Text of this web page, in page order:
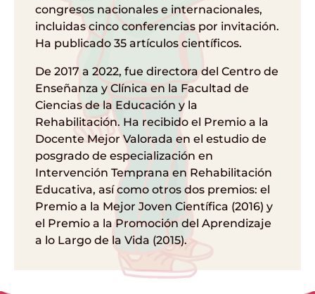
congresos nacionales e internacionales,
incluidas cinco conferencias por invitación.
Ha publicado 35 artículos científicos.
De 2017 a 2022, fue directora del Centro de
Enseñanza y Clínica en la Facultad de
Ciencias de la Educación y la
Rehabilitación. Ha recibido el Premio a la
Docente Mejor Valorada en el estudio de
posgrado de especialización en
Intervención Temprana en Rehabilitación
Educativa, así como otros dos premios: el
Premio a la Mejor Joven Científica (2016) y
el Premio a la Promoción del Aprendizaje
a lo Largo de la Vida (2015).